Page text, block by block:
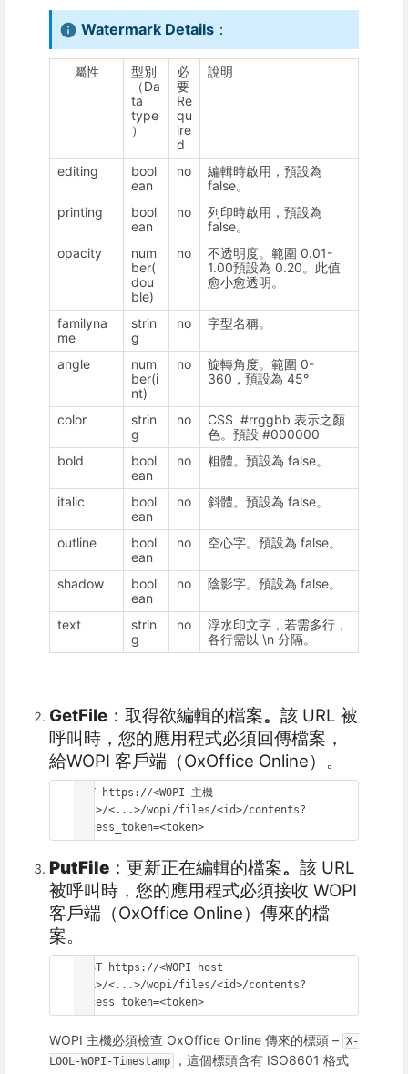
Watermark Details ：
屬性
型別
（Da
ta
type
）
必
要
Re
qu
ire
d
說明
editing
bool
ean
no
編輯時啟用，預設為
false。
printing
bool
ean
no
列印時啟用，預設為
false。
opacity
num
ber(
dou
ble)
no
不透明度。範圍 0.01-
1.00預設為 0.20。此值
愈小愈透明。
familyna
me
strin
g
no 字型名稱。
angle
num
ber(i
nt)
no
旋轉角度。範圍 0-
360，預設為 45°
color
strin
g
no
CSS #rrggbb 表示之顏
色。預設 #000000
bold
bool
ean
no 粗體。預設為 false。
italic
bool
ean
no 斜體。預設為 false。
outline
bool
ean
no 空心字。預設為 false。
shadow
bool
ean
no 陰影字。預設為 false。
text
strin
g
no
浮水印文字，若需多行，
各行需以 \n 分隔。
GetFile ：取得欲編輯的檔案。 該 URL 被
呼叫時，您的應用程式必須回傳檔案，
給WOPI 客戶端（OxOffice Online）。
GET https://<WOPI 主機
URL>/<...>/wopi/files/<id>/contents?
access_token=<token>
PutFile ：更新正在編輯的檔案。 該 URL
被呼叫時，您的應用程式必須接收 WOPI
客戶端（OxOffice Online）傳來的檔
案。
POST https://<WOPI host
URL>/<...>/wopi/files/<id>/contents?
access_token=<token>
WOPI 主機必須檢查 OxOffice Online 傳來的標頭 – X-
LOOL-WOPI-Timestamp
，這個標頭含有 ISO8601 格式